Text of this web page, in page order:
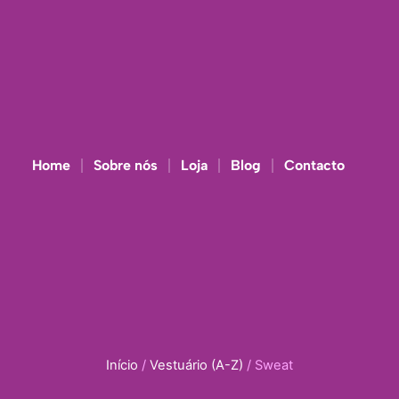
Home Sobre nós Loja Blog Contacto
Início / Vestuário (A-Z) / Sweat